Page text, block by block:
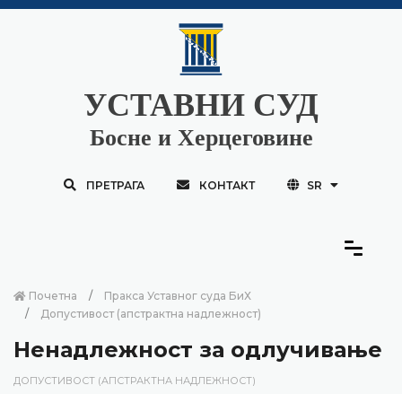
УСТАВНИ СУД
Босне и Херцеговине
ПРЕТРАГА КОНТАКТ SR
Почетна
Пракса Уставног суда БиХ
Допустивост (aпстрактна надлежност)
Ненадлежност за одлучивање
ДОПУСТИВОСТ (AПСТРАКТНА НАДЛЕЖНОСТ)